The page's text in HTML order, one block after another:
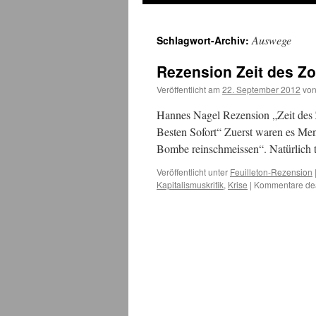
Schlagwort-Archiv:Auswege
Rezension Zeit des
Veröffentlicht am 22. September 2012 von
Hannes Nagel Rezension „Zeit
Besten Sofort“ Zuerst waren es
Bombe reinschmeissen“.
Veröffentlicht unter Feuilleton-Rezension |
Kapitalismuskritik, Krise | Kommentare